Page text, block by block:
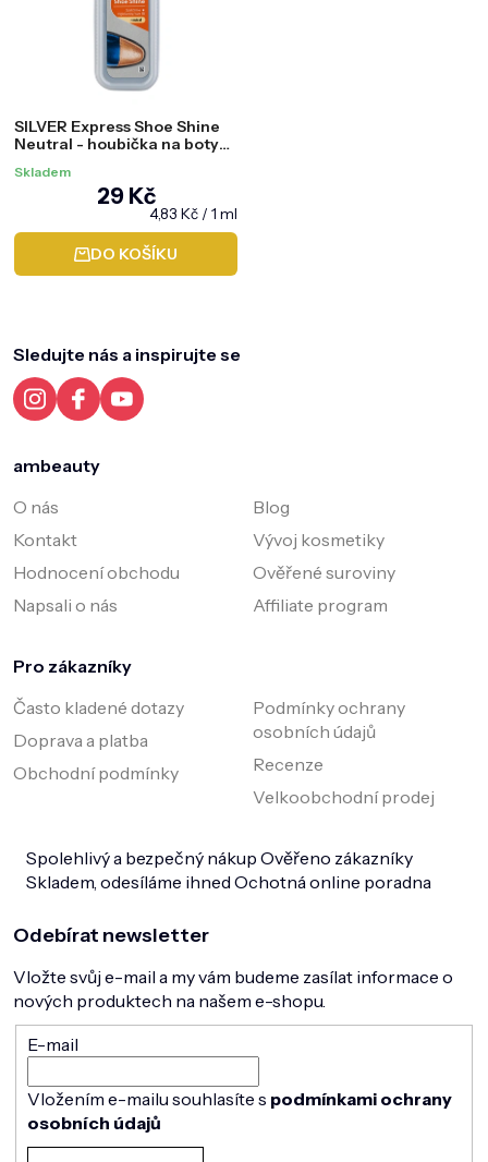
SILVER Express Shoe Shine
Neutral - houbička na boty
Skladem
29 Kč
Měrná
cena:
4,83 Kč / 1 ml
DO KOŠÍKU
Sledujte nás a inspirujte se
ambeauty
O nás
Kontakt
Hodnocení obchodu
Napsali o nás
Blog
Vývoj kosmetiky
Ověřené suroviny
Affiliate program
Pro zákazníky
Často kladené dotazy
Doprava a platba
Obchodní podmínky
Podmínky ochrany
osobních údajů
Recenze
Velkoobchodní prodej
Spolehlivý a bezpečný nákup Ověřeno zákazníky
Skladem, odesíláme ihned Ochotná online poradna
Odebírat newsletter
Vložte svůj e-mail a my vám budeme zasílat informace o
nových produktech na našem e-shopu.
E-mail
Vložením e-mailu souhlasíte s podmínkami ochrany
osobních údajů